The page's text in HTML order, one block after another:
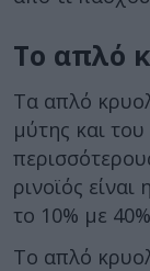
Το απλό
Τα απλό
μύτης και
ρινοϊός είναι
το 10% με
Το απλό